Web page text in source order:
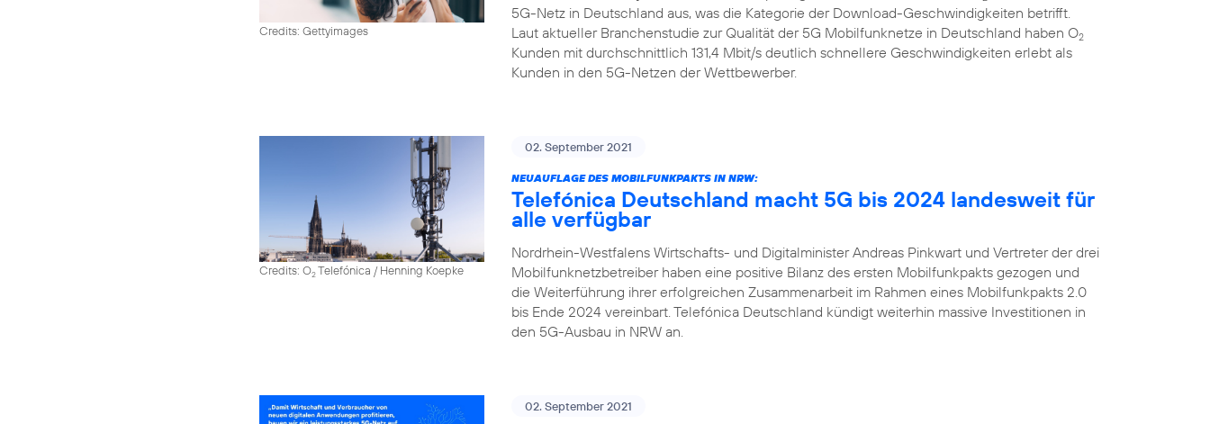
Credits: Gettyimages
5G-Netz in Deutschland aus, was die Kategorie der Download-Geschwindigkeiten betrifft.
Laut aktueller Branchenstudie zur Qualität der 5G Mobilfunknetze in Deutschland haben O2
Kunden mit durchschnittlich 131,4 Mbit/s deutlich schnellere Geschwindigkeiten erlebt als
Kunden in den 5G-Netzen der Wettbewerber.
Credits: O2Telefónica / Henning Koepke
02. September 2021
NEUAUFLAGE DES MOBILFUNKPAKTS IN NRW:
Telefónica Deutschland macht 5G bis 2024 landesweit für
alle verfügbar
Nordrhein-Westfalens Wirtschafts- und Digitalminister Andreas Pinkwart und Vertreter der drei
Mobilfunknetzbetreiber haben eine positive Bilanz des ersten Mobilfunkpakts gezogen und
die Weiterführung ihrer erfolgreichen Zusammenarbeit im Rahmen eines Mobilfunkpakts 2.0
bis Ende 2024 vereinbart. Telefónica Deutschland kündigt weiterhin massive Investitionen in
den 5G-Ausbau in NRW an.
02. September 2021